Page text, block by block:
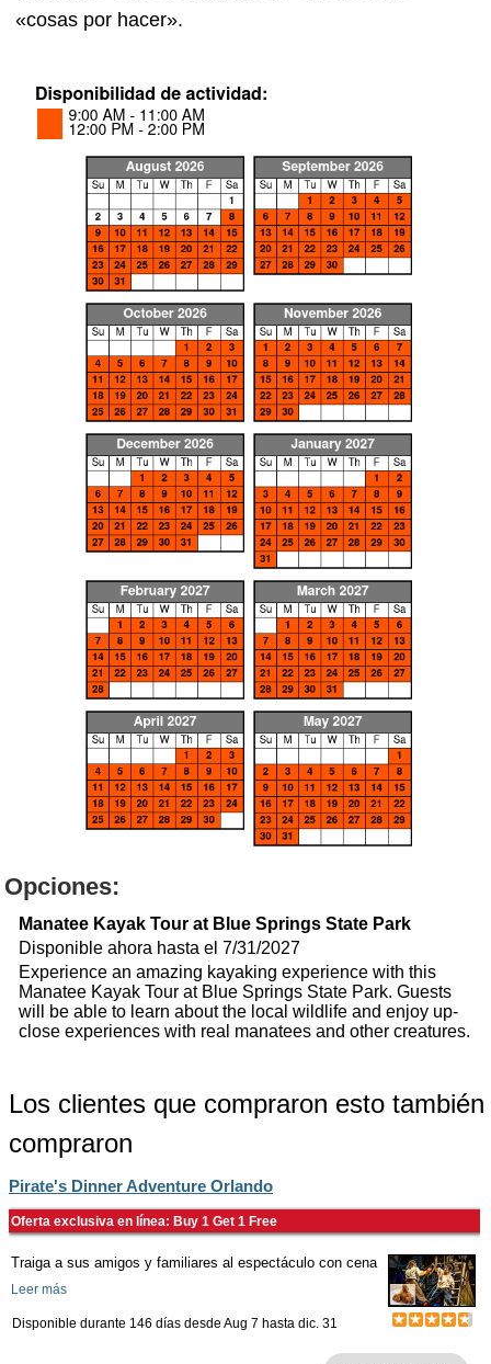
«cosas por hacer».
Opciones:
Manatee Kayak Tour at Blue Springs State Park
Disponible ahora hasta el 7/31/2027
Experience an amazing kayaking experience with this
Manatee Kayak Tour at Blue Springs State Park. Guests
will be able to learn about the local wildlife and enjoy up-
close experiences with real manatees and other creatures.
Los clientes que compraron esto también
compraron
Pirate's Dinner Adventure Orlando
Oferta exclusiva en línea: Buy 1 Get 1 Free
Traiga a sus amigos y familiares al espectáculo con cena
Leer más
Disponible durante 146 días desde Aug 7 hasta dic. 31